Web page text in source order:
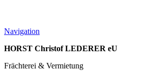
Navigation
HORST Christof LEDERER eU
Frächterei & Vermietung